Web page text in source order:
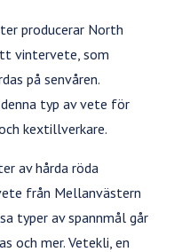
producerar North
vintervete, som
på senvåren.
typ av vete för
kextillverkare.
av hårda röda
från Mellanvästern
typer av spannmål går
och mer. Vetekli, en